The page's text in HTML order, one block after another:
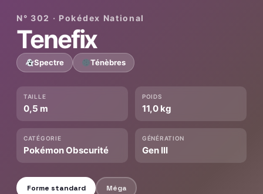
N° 302 · Pokédex National
Tenefix
Spectre Ténèbres
TAILLE
0,5 m
POIDS
11,0 kg
CATÉGORIE
Pokémon Obscurité
GÉNÉRATION
Gen III
Forme standard Méga